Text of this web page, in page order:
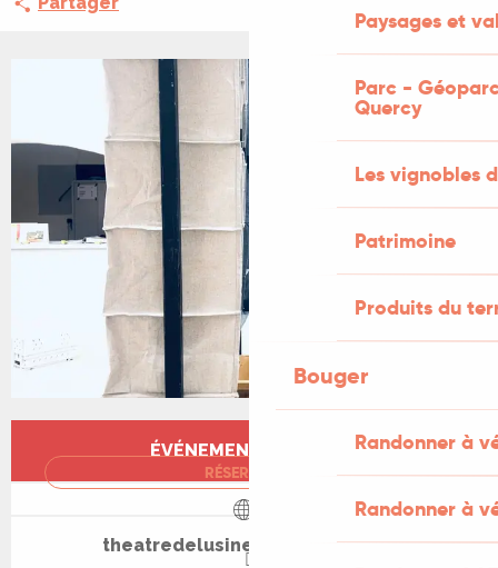
Paysages et
Parc -
Quercy
Les vignobles
Patrimoine
Produits du
Bouger
Randonner à
Randonner à
Ouverture et coordonnées
ÉVÉNEMENT TERMINÉ
RÉSERVER
theatredelusine-saintcere.com